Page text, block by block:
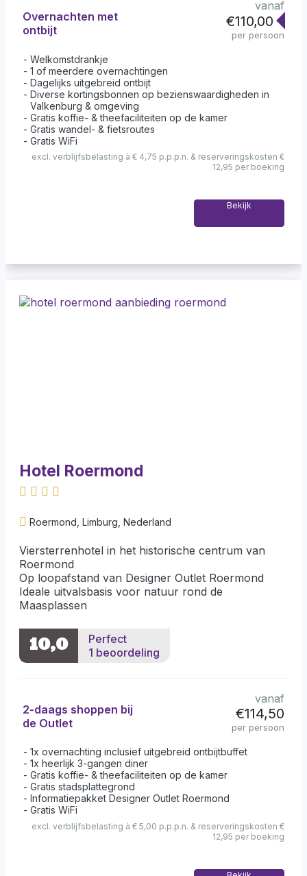
Overnachten met
ontbijt
vanaf
€110,00
per persoon
Welkomstdrankje
1 of meerdere overnachtingen
Dagelijks uitgebreid ontbijt
Diverse kortingsbonnen op bezienswaardigheden in
Valkenburg & omgeving
Gratis koffie- & theefaciliteiten op de kamer
Gratis wandel- & fietsroutes
Gratis WiFi
excl. verblijfsbelasting à € 4,75 p.p.p.n. & reserveringskosten €
12,95 per boeking
Bekijk
Hotel Roermond
Roermond, Limburg, Nederland
Viersterrenhotel in het historische centrum van
Roermond
Op loopafstand van Designer Outlet Roermond
Ideale uitvalsbasis voor natuur rond de
Maasplassen
10,0
Perfect
1 beoordeling
2-daags shoppen bij
de Outlet
vanaf
€114,50
per persoon
1x overnachting inclusief uitgebreid ontbijtbuffet
1x heerlijk 3-gangen diner
Gratis koffie- & theefaciliteiten op de kamer
Gratis stadsplattegrond
Informatiepakket Designer Outlet Roermond
Gratis WiFi
excl. verblijfsbelasting à € 5,00 p.p.p.n. & reserveringskosten €
12,95 per boeking